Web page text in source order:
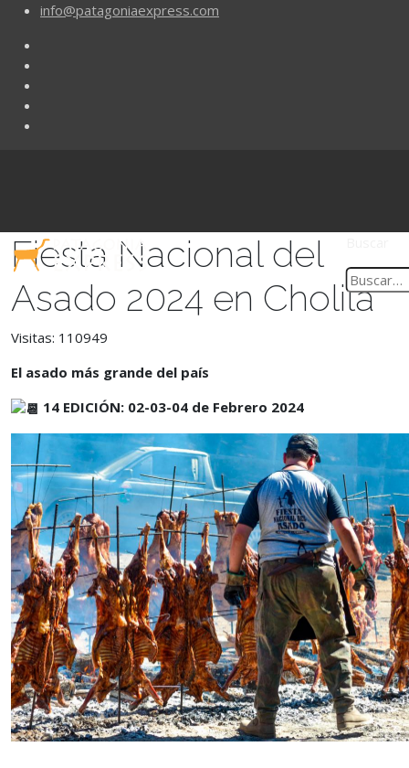
info@patagoniaexpress.com
Fiesta Nacional del
Asado 2024 en Cholila
Visitas: 110949
El asado más grande del país
14 EDICIÓN: 02-03-04 de Febrero 2024